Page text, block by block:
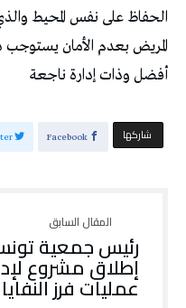
الحفاظ على نفس المحيط
المريض بعدم الأمان يستوجب
أفضل وذات إدارة ناجعة
‫‫ شاركها‬ Facebook
إطلاق مشروع
عمليات فرز